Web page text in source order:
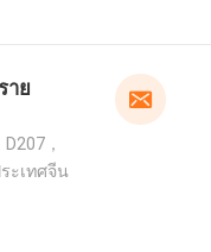
าย
，
ระเทศจีน